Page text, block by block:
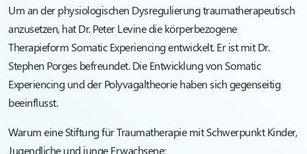
Um an der physiologischen Dysregulierung traumatherapeutisch
anzusetzen, hat Dr. Peter Levine die körperbezogene
Therapieform Somatic Experiencing entwickelt. Er ist mit Dr.
Stephen Porges befreundet. Die Entwicklung von Somatic
Experiencing und der Polyvagaltheorie haben sich gegenseitig
beeinflusst.
Warum eine Stiftung für Traumatherapie mit Schwerpunkt Kinder,
Jugendliche und junge Erwachsene: